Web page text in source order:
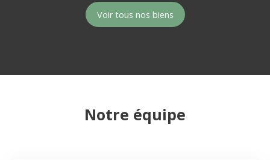
Voir tous nos biens
Notre équipe